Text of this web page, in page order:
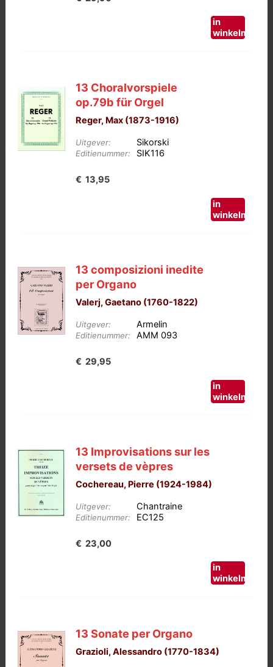
in
winkelmand
13 Choralvorspiele
op.79b für Orgel
Reger, Max (1873-1916)
Uitgever: Sikorski
Editienummer: SIK116
€ 13,95
in
winkelmand
13 composizioni inedite
per Organo
Valerj, Gaetano (1760-1822)
Uitgever: Armelin
Editienummer: AMM 093
€ 29,95
in
winkelmand
13 Improvisations sur les
versets de vèpres
Cochereau, Pierre (1924-1984)
Uitgever: Chantraine
Editienummer: EC125
€ 23,00
in
winkelmand
13 Sonate per Organo
Grazioli, Alessandro (1770-1834)